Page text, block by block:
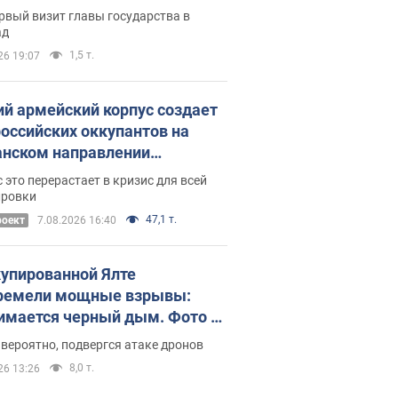
визит главы государства в
19:07 1,5 т.
армейский корпус создает
оккупантов на
направлении
дискомфорт: как это
это перерастает в кризис для всей
7.08.2026 16:40 47,1 т.
Ялте
мощные взрывы:
черный дым. Фото и
подвергся атаке дронов
13:26 8,0 т.